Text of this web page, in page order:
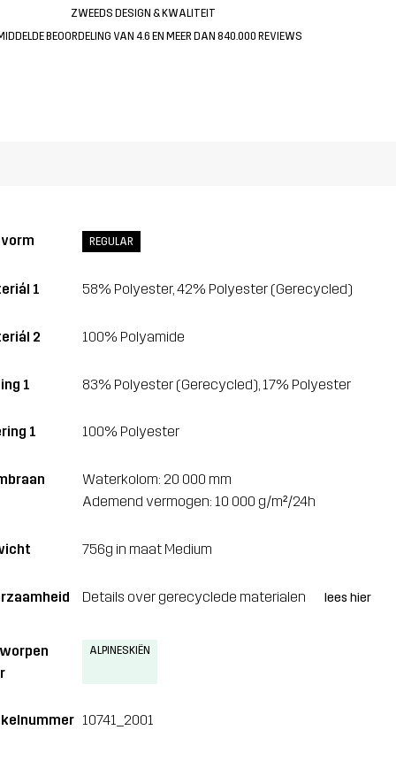
ZWEEDS DESIGN & KWALITEIT
BEOORDELING VAN 4.6 EN MEER DAN 840.000 REVIEWS
REGULAR
1 58% Polyester, 42% Polyester (Gerecycled)
2 100% Polyamide
1 83% Polyester (Gerecycled), 17% Polyester
1 100% Polyester
Waterkolom: 20 000 mm
Ademend vermogen: 10 000 g/m²/24h
756g in maat Medium
Details over gerecyclede materialen lees hier
ALPINESKIËN
10741_2001